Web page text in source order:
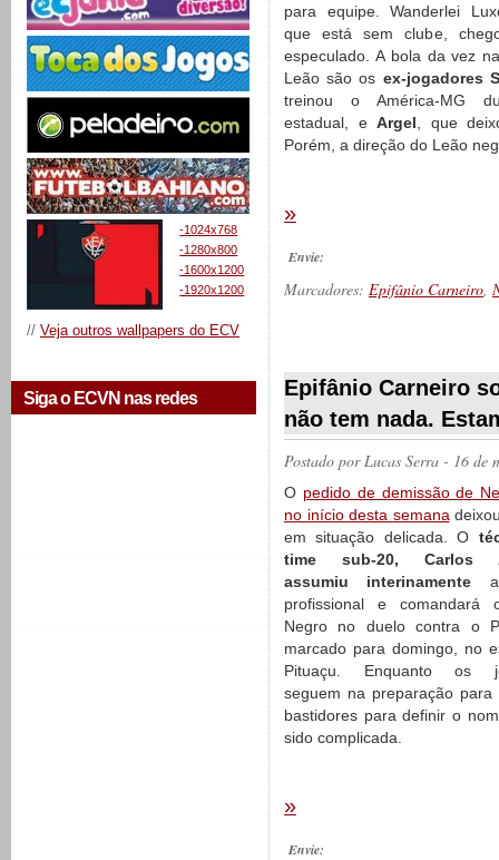
-1024x768
-1280x800
-1600x1200
-1920x1200
// Veja outros wallpapers do ECV
Siga o ECVN nas redes
para equipe. Wanderlei
que está sem clube,
especulado. A bola da vez
Leão são os ex-jogadores
treinou o América-MG
estadual, eArgel , que
Porém, a direção do Leão
»
Envie:
Marcadores: Epifânio Carneiro
Epifânio Carneiro
não tem nada.
Postado porLucas Serra - 16 de
O pedido de demissão de
no início desta semana
em situação delicada. O
time sub-20, Carlos
assumiu interinamente a
profissional e comandará
Negro no duelo contra o
marcado para domingo, no
Pituaçu. Enquanto os
seguem na preparação
bastidores para definir o
sido complicada.
»
Envie: